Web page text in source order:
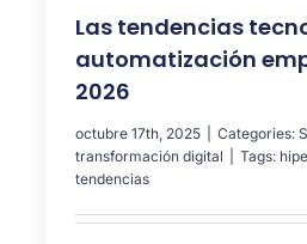
Las tendencias
automatización
2026
octubre 17th, 2025 Categories:
transformación digital
Tags:
tendencias